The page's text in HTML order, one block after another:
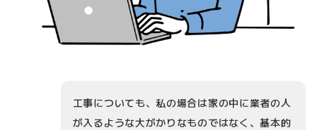
工事についても、私の場合は家の中に業者の人
が入るような大がかりなものではなく、基本的